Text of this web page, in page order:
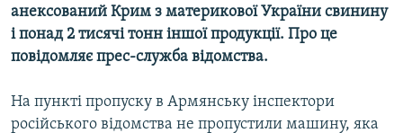
Усі сайти RFE/RL
анексований Крим з материкової України свинину
і понад 2 тисячі тонн іншої продукції. Про це
повідомляє прес-служба відомства.
На пункті пропуску в Армянську інспектори
російського відомства не пропустили машину, яка